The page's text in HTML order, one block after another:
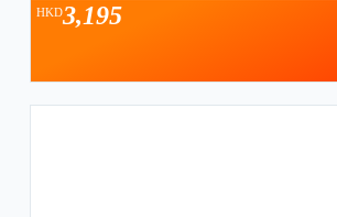
HKD3,195